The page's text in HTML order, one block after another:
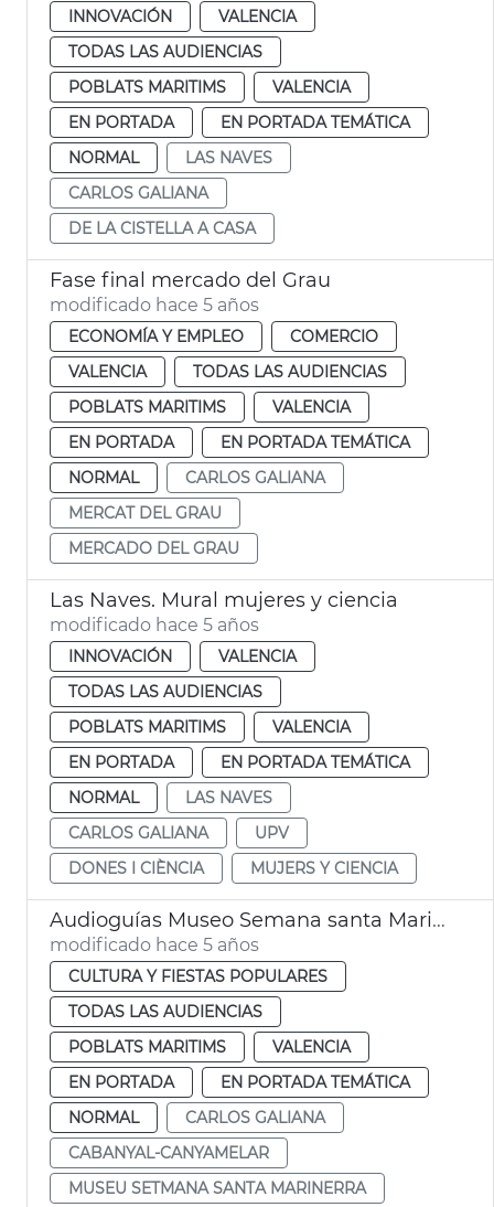
INNOVACIÓN
VALENCIA
TODAS LAS AUDIENCIAS
POBLATS MARITIMS
VALENCIA
EN PORTADA
EN PORTADA TEMÁTICA
NORMAL
LAS NAVES
CARLOS GALIANA
DE LA CISTELLA A CASA
Fase final mercado del Grau
modificado hace 5 años
ECONOMÍA Y EMPLEO
COMERCIO
VALENCIA
TODAS LAS AUDIENCIAS
POBLATS MARITIMS
VALENCIA
EN PORTADA
EN PORTADA TEMÁTICA
NORMAL
CARLOS GALIANA
MERCAT DEL GRAU
MERCADO DEL GRAU
Las Naves. Mural mujeres y ciencia
modificado hace 5 años
INNOVACIÓN
VALENCIA
TODAS LAS AUDIENCIAS
POBLATS MARITIMS
VALENCIA
EN PORTADA
EN PORTADA TEMÁTICA
NORMAL
LAS NAVES
CARLOS GALIANA
UPV
DONES I CIÈNCIA
MUJERS Y CIENCIA
Audioguías Museo Semana santa Marinera
modificado hace 5 años
CULTURA Y FIESTAS POPULARES
TODAS LAS AUDIENCIAS
POBLATS MARITIMS
VALENCIA
EN PORTADA
EN PORTADA TEMÁTICA
NORMAL
CARLOS GALIANA
CABANYAL-CANYAMELAR
MUSEU SETMANA SANTA MARINERRA